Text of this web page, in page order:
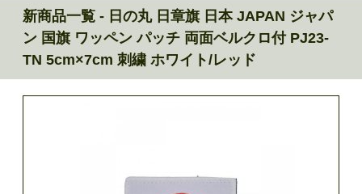
新商品一覧 - 日の丸 日章旗 日本 JAPAN ジャパ
ン 国旗 ワッペン パッチ 両面ベルクロ付 PJ23-
TN 5cm×7cm 刺繍 ホワイト/レッド